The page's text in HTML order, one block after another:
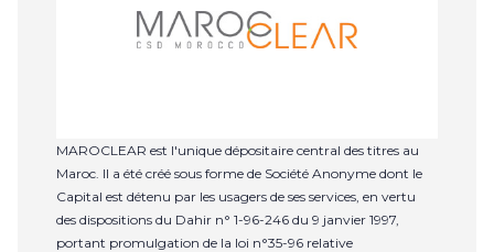
MAROCLEAR est l'unique dépositaire central des titres au
Maroc. Il a été créé sous forme de Société Anonyme dont le
Capital est détenu par les usagers de ses services, en vertu
des dispositions du Dahir n° 1-96-246 du 9 janvier 1997,
portant promulgation de la loi n°35-96 relative